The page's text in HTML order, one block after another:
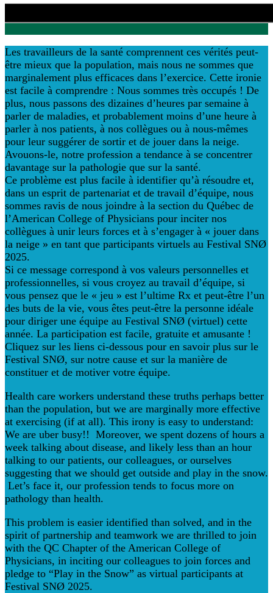
Les travailleurs de la santé comprennent ces vérités peut-
être mieux que la population, mais nous ne sommes que
marginalement plus efficaces dans l’exercice. Cette ironie
est facile à comprendre : Nous sommes très occupés ! De
plus, nous passons des dizaines d’heures par semaine à
parler de maladies, et probablement moins d’une heure à
parler à nos patients, à nos collègues ou à nous-mêmes
pour leur suggérer de sortir et de jouer dans la neige.
Avouons-le, notre profession a tendance à se concentrer
davantage sur la pathologie que sur la santé.
Ce problème est plus facile à identifier qu’à résoudre et,
dans un esprit de partenariat et de travail d’équipe, nous
sommes ravis de nous joindre à la section du Québec de
l’American College of Physicians pour inciter nos
collègues à unir leurs forces et à s’engager à « jouer dans
la neige » en tant que participants virtuels au Festival SNØ
2025.
Si ce message correspond à vos valeurs personnelles et
professionnelles, si vous croyez au travail d’équipe, si
vous pensez que le « jeu » est l’ultime Rx et peut-être l’un
des buts de la vie, vous êtes peut-être la personne idéale
pour diriger une équipe au Festival SNØ (virtuel) cette
année. La participation est facile, gratuite et amusante !
Cliquez sur les liens ci-dessous pour en savoir plus sur le
Festival SNØ, sur notre cause et sur la manière de
constituer et de motiver votre équipe.
Health care workers understand these truths perhaps better
than the population, but we are marginally more effective
at exercising (if at all). This irony is easy to understand:
We are uber busy!! Moreover, we spent dozens of hours a
week talking about disease, and likely less than an hour
talking to our patients, our colleagues, or ourselves
suggesting that we should get outside and play in the snow.
Let’s face it, our profession tends to focus more on
pathology than health.
This problem is easier identified than solved, and in the
spirit of partnership and teamwork we are thrilled to join
with the QC Chapter of the American College of
Physicians, in inciting our colleagues to join forces and
pledge to “Play in the Snow” as virtual participants at
Festival SNØ 2025.